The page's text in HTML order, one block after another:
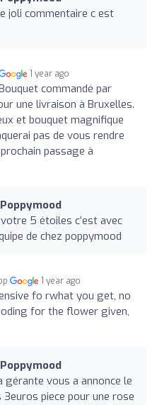
joli commentaire c est
1 year ago
commandé par
une livraison à Bruxelles.
et bouquet magnifique
pas de vous rendre
passage à
5 étoiles c’est avec
de chez poppymood
1 year ago
fo rwhat you get, no
for the flower given,
vous a annonce le
piece pour une rose